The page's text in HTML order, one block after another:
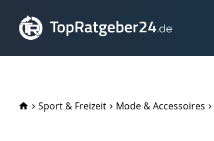
TopRatgeber24.de
Sport & Freizeit Mode & Accessoires